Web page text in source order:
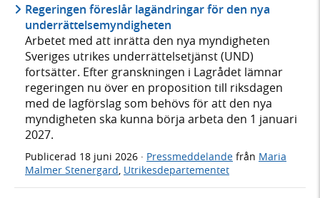
Regeringen föreslår lagändringar för den nya
underrättelsemyndigheten
Arbetet med att inrätta den nya myndigheten
Sveriges utrikes underrättelsetjänst (UND)
fortsätter. Efter granskningen i Lagrådet lämnar
regeringen nu över en proposition till riksdagen
med de lagförslag som behövs för att den nya
myndigheten ska kunna börja arbeta den 1 januari
2027.
Publicerad 18 juni 2026 · Pressmeddelande från Maria
Malmer Stenergard Utrikesdepartementet